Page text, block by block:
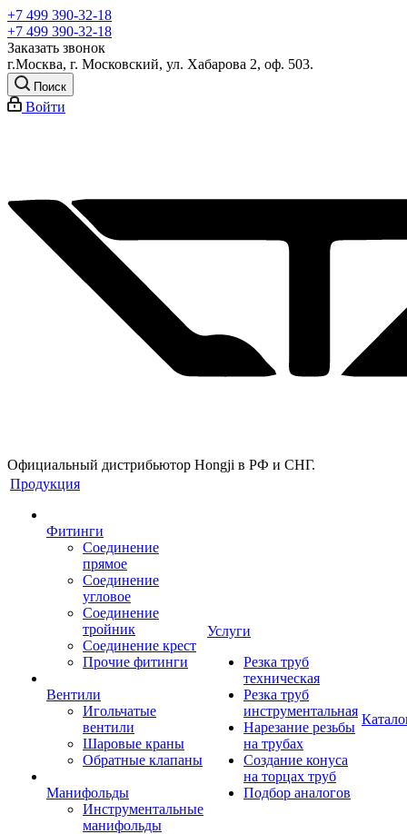
+7 499 390-32-18
+7 499 390-32-18
Заказать звонок
г.Москва, г. Московский, ул. Хабарова 2, оф. 503.
Поиск
Войти
Официальный дистрибьютор Hongji в РФ и СНГ.
Продукция
Фитинги
Соединение
прямое
Соединение
угловое
Соединение
тройник
Соединение крест
Прочие фитинги
Вентили
Игольчатые
вентили
Шаровые краны
Обратные клапаны
Манифольды
Инструментальные
манифольды
Услуги
Резка труб
техническая
Резка труб
инструментальная
Нарезание резьбы
на трубах
Создание конуса
на торцах труб
Подбор аналогов